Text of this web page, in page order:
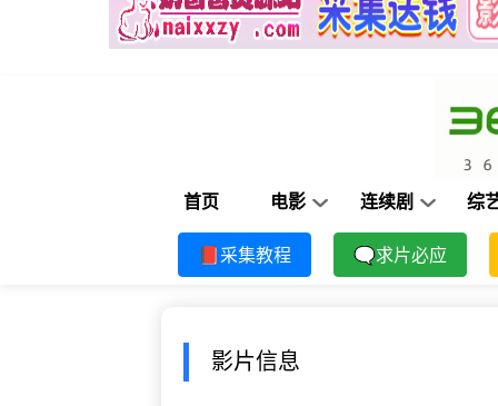
首页 电影 连续剧 综
📕采集教程 🗨求片必应
影片信息